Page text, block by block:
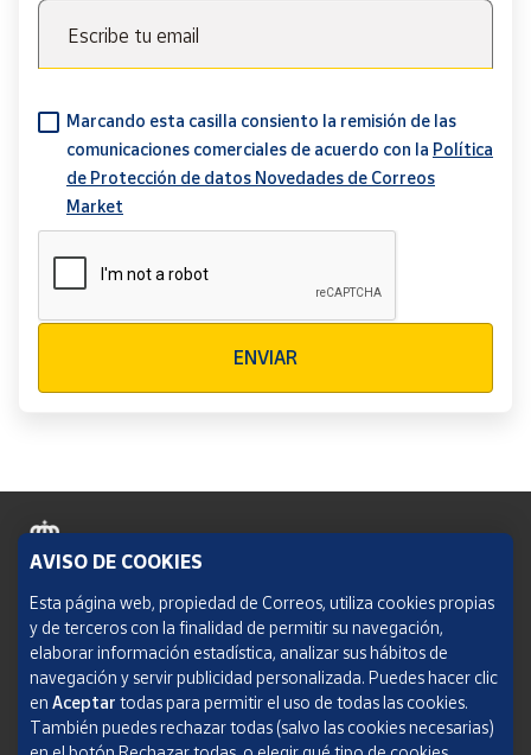
Escribe tu email
Marcando esta casilla consiento la remisión de las
comunicaciones comerciales de acuerdo con la Política
de Protección de datos Novedades de Correos
Market
ENVIAR
Política de cookies
Aviso legal
Condiciones del servicio
Política de Privacidad Web
AVISO DE COOKIES
Esta página web, propiedad de Correos, utiliza cookies propias
y de terceros con la finalidad de permitir su navegación,
elaborar información estadística, analizar sus hábitos de
navegación y servir publicidad personalizada. Puedes hacer clic
en Aceptar todas para permitir el uso de todas las cookies.
También puedes rechazar todas (salvo las cookies necesarias)